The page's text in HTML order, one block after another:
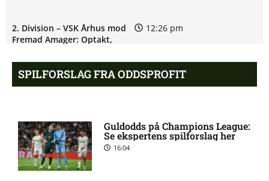
2. Division – VSK Århus mod
Fremad Amager: Optakt,
[2026/08/08]
12:26 pm
karantæner [2026/08/08]
1. Division – Aarhus Fremad
SPILFORSLAG FRA ODDSPROFIT
Guldodds på Champions League:
Se ekspertens spilforslag her
16:04